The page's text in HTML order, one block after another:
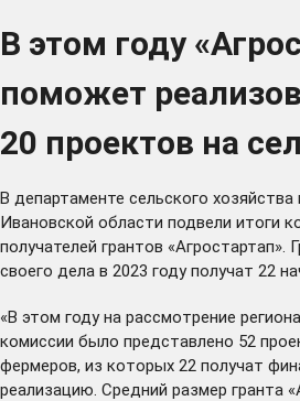
В этом году
поможет
20 проектов на
В департаменте сельского
Ивановской области подвели итоги
получателей грантов «Агростартап».
своего дела в 2023 году получат 22
«В этом году на рассмотрение
комиссии было представлено 52
фермеров, из которых 22 получат
реализацию. Средний размер гранта